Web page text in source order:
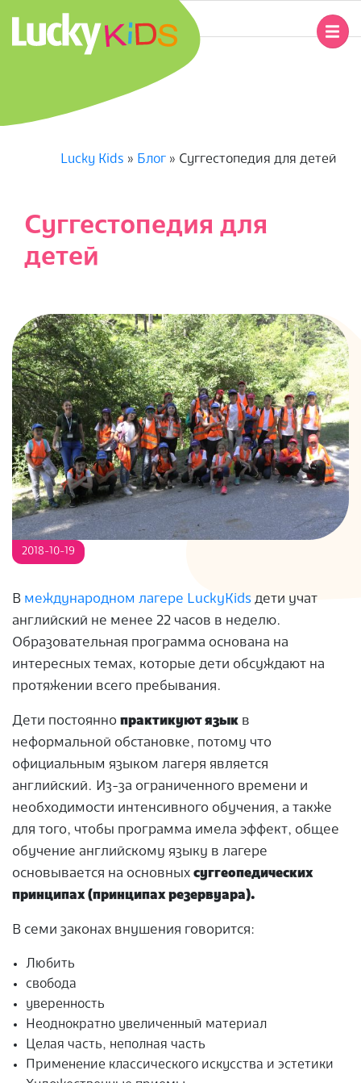
содержимому
U
Y
K
I
D
S
Главное
навигационное
Lucky Kids » Блог » Суггестопедия для детей
Суггестопедия для
детей
2018-10-19
В международном лагере LuckyKids дети учат
английский не менее 22 часов в неделю.
Образовательная программа основана на
интересных темах, которые дети обсуждают на
протяжении всего пребывания.
Дети постоянно практикуют язык в
неформальной обстановке, потому что
официальным языком лагеря является
английский. Из-за ограниченного времени и
необходимости интенсивного обучения, а также
для того, чтобы программа имела эффект, общее
обучение английскому языку в лагере
основывается на основных суггеопедических
принципах (принципах резервуара).
В семи законах внушения говорится:
Любить
свобода
уверенность
Неоднократно увеличенный материал
Целая часть, неполная часть
Применение классического искусства и эстетики